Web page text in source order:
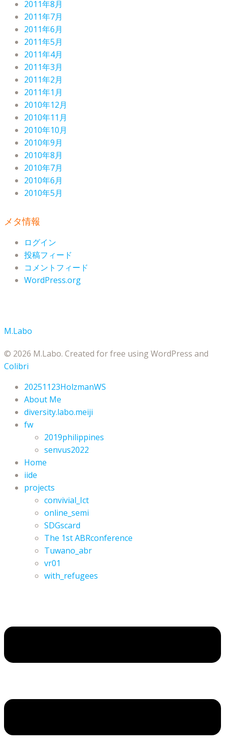
2011年8月
2011年7月
2011年6月
2011年5月
2011年4月
2011年3月
2011年2月
2011年1月
2010年12月
2010年11月
2010年10月
2010年9月
2010年8月
2010年7月
2010年6月
2010年5月
メタ情報
ログイン
投稿フィード
コメントフィード
WordPress.org
M.Labo
© 2026 M.Labo. Created for free using WordPress and
Colibri
20251123HolzmanWS
About Me
diversity.labo.meiji
fw
2019philippines
senvus2022
Home
iide
projects
convivial_Ict
online_semi
SDGscard
The 1st ABRconference
Tuwano_abr
vr01
with_refugees